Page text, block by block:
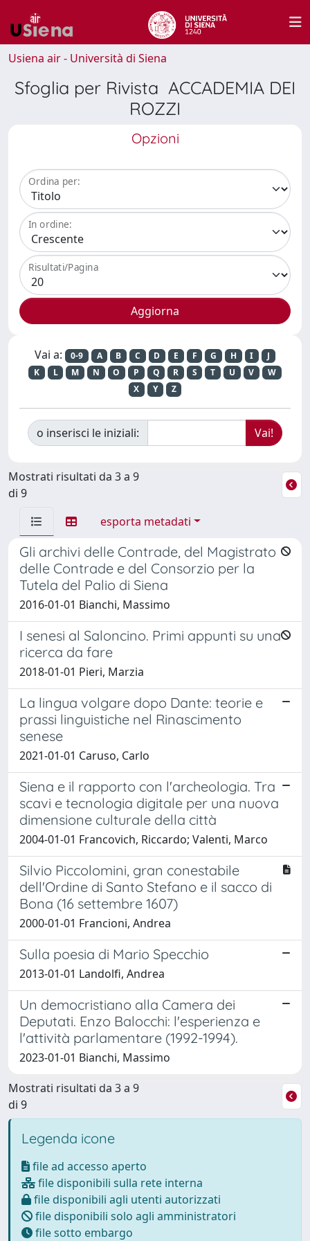
Usiena air - Università di Siena
Sfoglia per Rivista ACCADEMIA DEI
ROZZI
Opzioni
Ordina per:
In ordine:
Risultati/Pagina
Vai a: 0-9 A B C D E F G H I
J
K
L M N O P Q R S T U V
W
X
Y Z
o inserisci le iniziali:
Mostrati risultati da 3 a 9
di 9
esporta metadati
Gli archivi delle Contrade, del Magistrato
delle Contrade e del Consorzio per la
Tutela del Palio di Siena
2016-01-01 Bianchi, Massimo
I senesi al Saloncino. Primi appunti su una
ricerca da fare
2018-01-01 Pieri, Marzia
La lingua volgare dopo Dante: teorie e
prassi linguistiche nel Rinascimento
senese
2021-01-01 Caruso, Carlo
Siena e il rapporto con l'archeologia. Tra
scavi e tecnologia digitale per una nuova
dimensione culturale della città
2004-01-01 Francovich, Riccardo; Valenti, Marco
Silvio Piccolomini, gran conestabile
dell'Ordine di Santo Stefano e il sacco di
Bona (16 settembre 1607)
2000-01-01 Francioni, Andrea
Sulla poesia di Mario Specchio
2013-01-01 Landolfi, Andrea
Un democristiano alla Camera dei
Deputati. Enzo Balocchi: l'esperienza e
l'attività parlamentare (1992-1994).
2023-01-01 Bianchi, Massimo
Mostrati risultati da 3 a 9
di 9
Legenda icone
file ad accesso aperto
file disponibili sulla rete interna
file disponibili agli utenti autorizzati
file disponibili solo agli amministratori
file sotto embargo